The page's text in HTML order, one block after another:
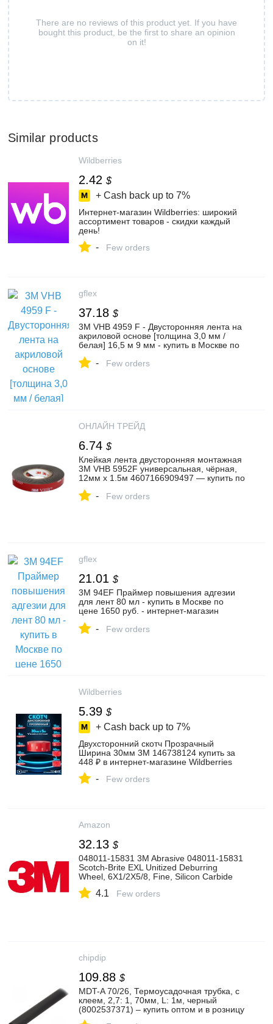
There are no reviews of this product yet. If you have
bought this product, be the first to share an opinion
on it!
Similar products
Wildberries
2.42 $
+ Cash back up to 7%
Интернет‑магазин Wildberries: широкий
ассортимент товаров - скидки каждый
день!
- Few orders
gflex
37.18 $
3M VHB 4959 F - Двусторонняя лента на
акриловой основе [толщина 3,0 мм /
белая] 16,5 м 9 мм - купить в Москве по
GFLEX
- Few orders
ОНЛАЙН ТРЕЙД
6.74 $
Клейкая лента двусторонняя монтажная
3M VHB 5952F универсальная, чёрная,
12мм x 1.5м 4607166909497 — купить по
ОНЛАЙН ТРЕЙД.РУ
- Few orders
gflex
21.01 $
3M 94EF Праймер повышения адгезии
для лент 80 мл - купить в Москве по
цене 1650 руб. - интернет-магазин
- Few orders
Wildberries
5.39 $
+ Cash back up to 7%
Двухсторонний скотч Прозрачный
Ширина 30мм 3M 146738124 купить за
448 ₽ в интернет‑магазине Wildberries
- Few orders
Amazon
32.13 $
048011-15831 3M Abrasive 048011-15831
Scotch-Brite EXL Unitized Deburring
Wheel, 6X1/2X5/8, Fine, Silicon Carbide
4.1 Few orders
chipdip
109.88 $
MDT-A 70/26, Термоусадочная трубка, с
клеем, 2,7: 1, 70мм, L: 1м, черный
(8002537371) – купить оптом и в розницу